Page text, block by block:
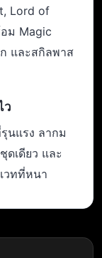
Lord of
ม Magic
และสกิลพาส
ว
นแรง ลากม
ดเดียว และ
วทที่หนา